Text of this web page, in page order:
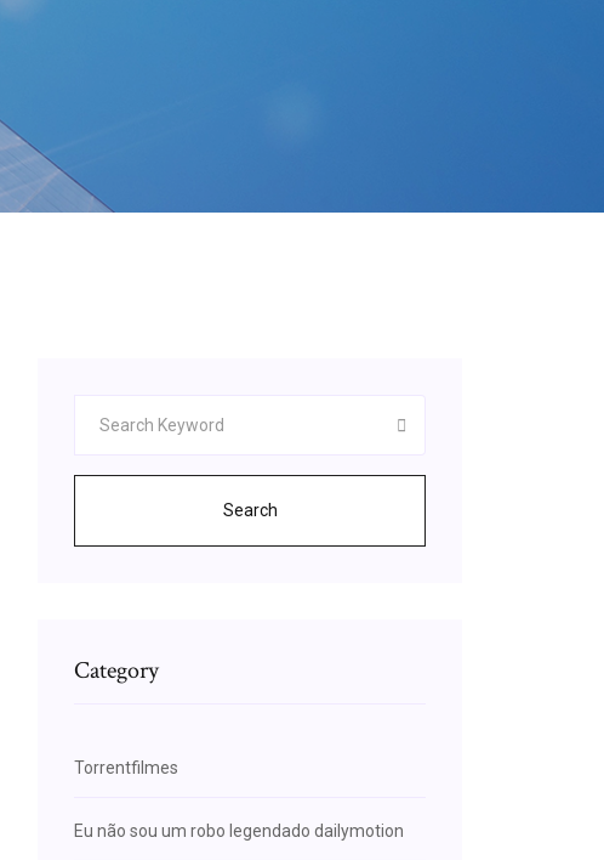
Search
Category
Torrentfilmes
Eu não sou um robo legendado dailymotion